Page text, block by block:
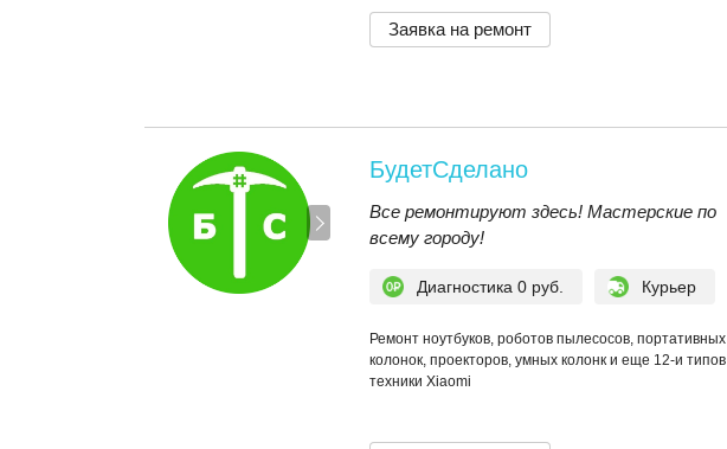
Заявка на ремонт
БудетСделано
Все ремонтируют здесь! Мастерские по
всему городу!
Диагностика 0 руб. Курьер
Ремонт ноутбуков, роботов пылесосов, портативных
колонок, проекторов, умных колонк и еще 12-и типов
техники Xiaomi